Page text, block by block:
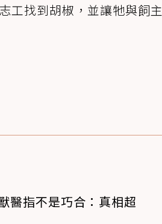
工找到胡椒，並讓牠與飼
醫指不是巧合：真相超